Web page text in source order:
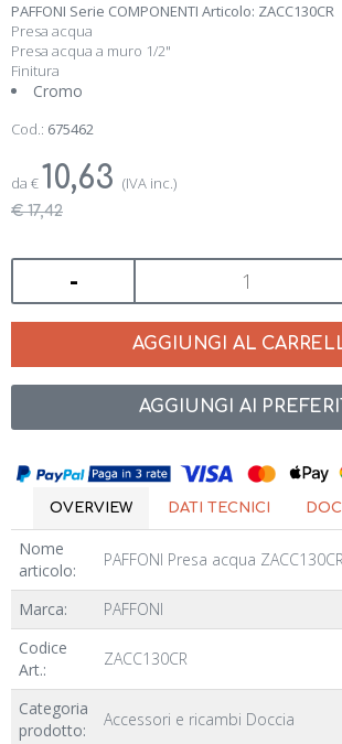
PAFFONI Serie COMPONENTI Articolo: ZACC130CR
Presa acqua
Presa acqua a muro 1/2"
Finitura
Cromo
Cod.: 675462
da €10,63 (IVA inc.)
€ 17,42
-
AGGIUNGI AL
AGGIUNGI AI
OVERVIEW DATI TECNICI
Nome
articolo:
PAFFONI Presa acqua
Marca:
PAFFONI
Codice
Art.:
ZACC130CR
Categoria
prodotto:
Accessori e ricambi Doccia